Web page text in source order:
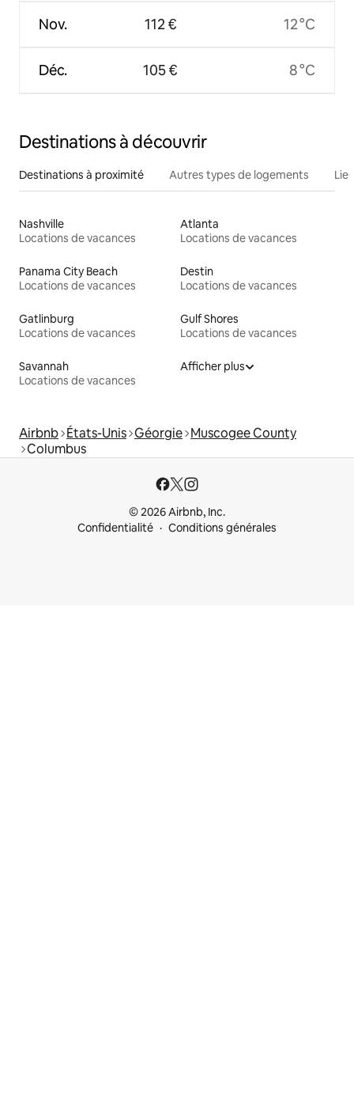
Nov.
Déc.
112 €
105 €
12 °C
8 °C
Destinations à découvrir
Destinations à proximité Autres types de logements
Nashville
Locations de vacances
Atlanta
Locations de vacances
Panama City Beach
Locations de vacances
Destin
Locations de vacances
Gatlinburg
Locations de vacances
Gulf Shores
Locations de vacances
Savannah
Locations de vacances
Afficher plus
Airbnb États-Unis Géorgie Muscogee County
Columbus
© 2026 Airbnb, Inc.
Confidentialité
Conditions générales